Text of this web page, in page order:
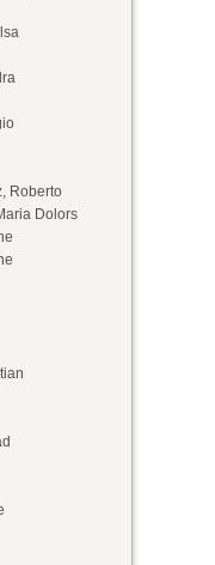
Roberto
Dolors